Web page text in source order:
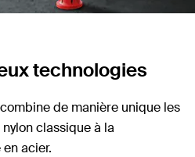
technologies
de manière unique les
classiqueà la
en acier.